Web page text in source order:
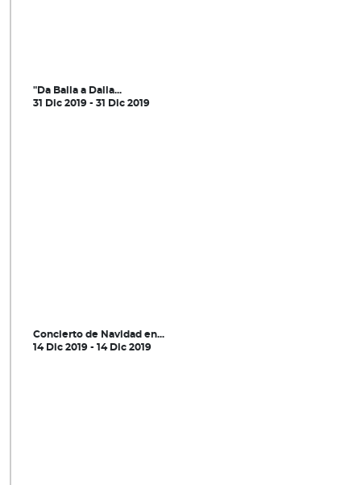
"Da Balla a Dalla...
31 Dic 2019 - 31 Dic 2019
Concierto de Navidad en...
14 Dic 2019 - 14 Dic 2019